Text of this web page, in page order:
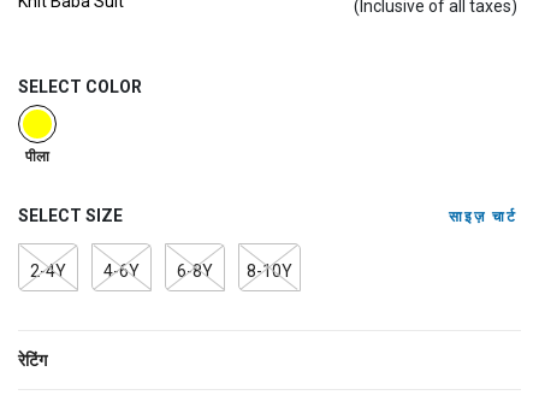
(Inclusive of all taxes)
SELECT COLOR
selected
पीला
SELECT SIZE साइज़ चार्ट
2-4Y 4-6Y 6-8Y 8-10Y
रेटिंग